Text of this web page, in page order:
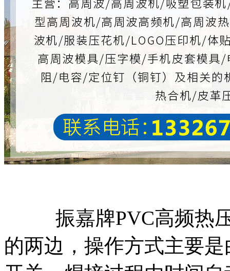
振嘉牌PVC高频热
的两边，操作方式主要